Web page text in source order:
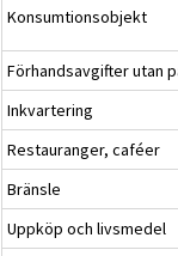
Konsumtionsobjekt
Förhandsavgifter utan
Inkvartering
Restauranger, caféer
Bränsle
Uppköp och livsmedel